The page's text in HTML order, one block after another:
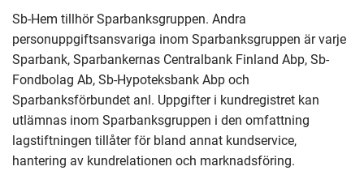
Sb-Hem tillhör Sparbanksgruppen. Andra
personuppgiftsansvariga inom Sparbanksgruppen är varje
Sparbank, Sparbankernas Centralbank Finland Abp, Sb-
Fondbolag Ab, Sb-Hypoteksbank Abp och
Sparbanksförbundet anl. Uppgifter i kundregistret kan
utlämnas inom Sparbanksgruppen i den omfattning
lagstiftningen tillåter för bland annat kundservice,
hantering av kundrelationen och marknadsföring.